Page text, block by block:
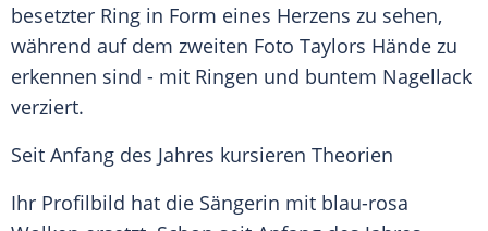
besetzter Ring in Form eines Herzens zu sehen,
während auf dem zweiten Foto Taylors Hände zu
erkennen sind - mit Ringen und buntem Nagellack
verziert.
Seit Anfang des Jahres kursieren Theorien
Ihr Profilbild hat die Sängerin mit blau-rosa